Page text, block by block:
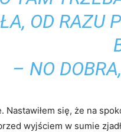
OD RAZU
– NO
Nastawiłem się, że na
wyjściem w sumie